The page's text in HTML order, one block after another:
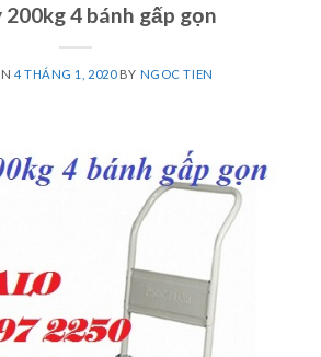
200kg 4 bánh gấp gọn
4 THÁNG 1, 2020BY NGOC TIEN